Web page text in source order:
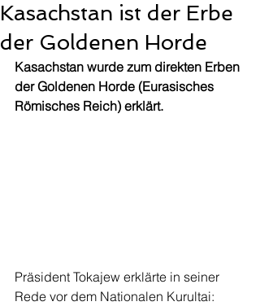
Kasachstan ist der Erbe
der Goldenen Horde
Kasachstan wurde zum direkten Erben
der Goldenen Horde (Eurasisches
Römisches Reich) erklärt.
Präsident Tokajew erklärte in seiner
Rede vor dem Nationalen Kurultai: